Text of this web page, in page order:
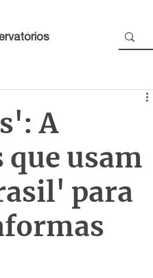
A
usam
para